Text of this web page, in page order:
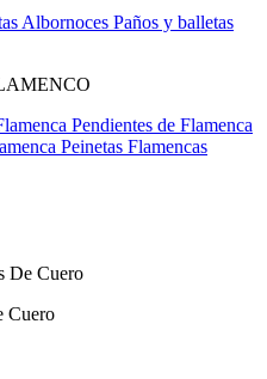
Albornoces Paños y balletas
Pendientes de Flamenca
Peinetas Flamencas
De Cuero